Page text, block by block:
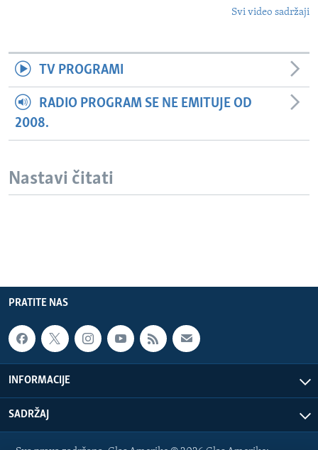
Svi video sadržaji
TV PROGRAMI
RADIO PROGRAM SE NE EMITUJE OD
2008.
Nastavi čitati
PRATITE NAS
INFORMACIJE
SADRŽAJ